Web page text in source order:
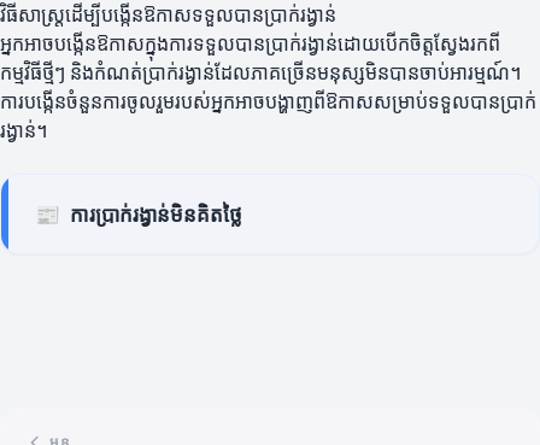
វិធីសាស្រ្តដើម្បីបង្កើនឱកាសទទួលបានប្រាក់រង្វាន់
អ្នកអាចបង្កើនឱកាសក្នុងការទទួលបានប្រាក់រង្វាន់ដោយបើកចិត្តស្វែងរកពី
កម្មវិធីថ្មីៗ និងកំណត់ប្រាក់រង្វាន់ដែលភាគច្រើនមនុស្សមិនបានចាប់អារម្មណ៍។
ការ​បង្កើនចំនួនការចូលរួមរបស់អ្នកអាចបង្ហាញពីឱកាសសម្រាប់ទទួលបានប្រាក់
រង្វាន់។
📰 ការប្រាក់រង្វាន់មិនគិតថ្លៃ